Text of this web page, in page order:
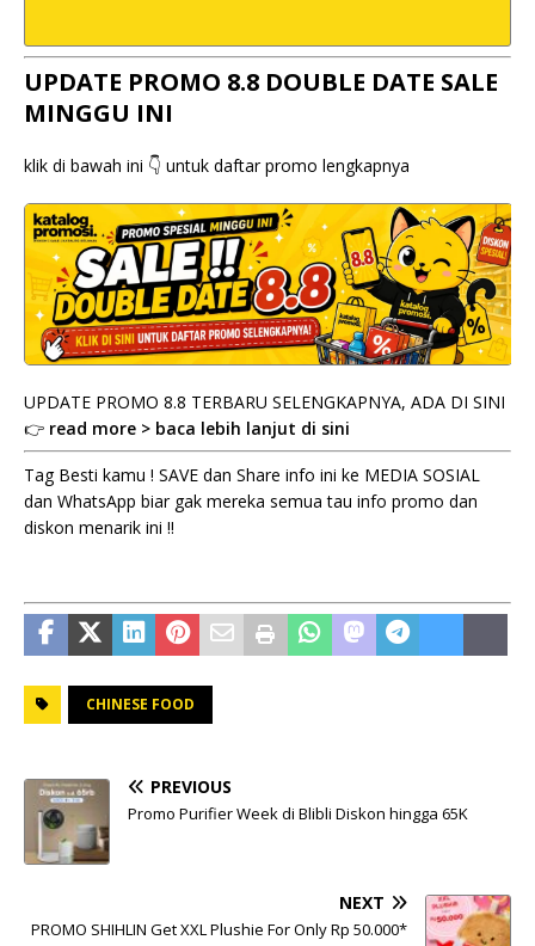
UPDATE PROMO 8.8 DOUBLE DATE SALE
MINGGU INI
klik di bawah ini 👇 untuk daftar promo lengkapnya
UPDATE PROMO 8.8 TERBARU SELENGKAPNYA, ADA DI SINI
👉 read more > baca lebih lanjut di sini
Tag Besti kamu ! SAVE dan Share info ini ke MEDIA SOSIAL
dan WhatsApp biar gak mereka semua tau info promo dan
diskon menarik ini !!
CHINESE FOOD
PREVIOUS
Promo Purifier Week di Blibli Diskon hingga 65K
NEXT
PROMO SHIHLIN Get XXL Plushie For Only Rp 50.000*